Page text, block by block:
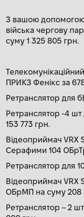
З вашою
війська чергову
суму 1 325 805 грн.
ПРИКЗ Фенікс за
Ретранслятор для
Ретранслятор -4 шт
153 773 грн.
Відеоприймач VRX
Серафими 104
Ретранслятор для
Відеоприймач VRX
ОБрМП на суму 208
Ретранслятор – 2